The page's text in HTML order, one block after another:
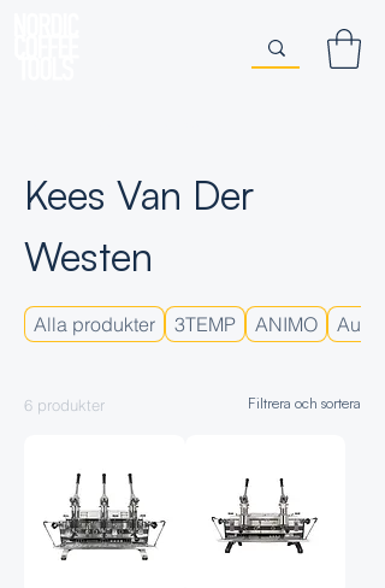
Kees Van Der
Westen
Alla produkter 3TEMP ANIMO
6 produkter Filtrera och sortera